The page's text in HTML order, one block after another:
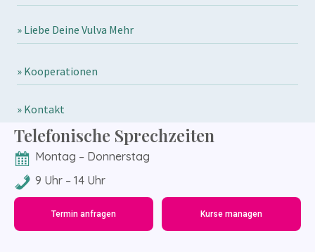
» Liebe Deine Vulva Mehr
» Kooperationen
» Kontakt
Telefonische Sprechzeiten
Montag – Donnerstag
9 Uhr – 14 Uhr
Termin anfragen